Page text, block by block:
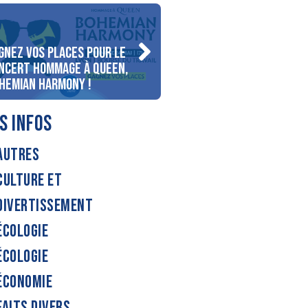
vos places pour le
Hommage à Queen,
Harmony !
INFOS
ET